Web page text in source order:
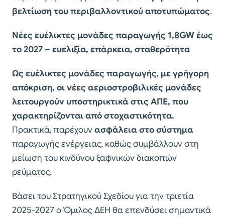
βελτίωση του περιβαλλοντικού αποτυπώματος.
Νέες ευέλικτες μονάδες παραγωγής 1,8GW έως
το 2027 – ευελιξία, επάρκεια, σταθερότητα
Ως ευέλικτες μονάδες παραγωγής, με γρήγορη
απόκριση, οι νέες αεριοστροβιλικές μονάδες
λειτουργούν υποστηρικτικά στις ΑΠΕ, που
χαρακτηρίζονται από στοχαστικότητα.
Πρακτικά, παρέχουνασφάλεια στο σύστημα
παραγωγής ενέργειας, καθώς συμβάλλουν στη
μείωση του κινδύνου ξαφνικών διακοπών
ρεύματος.
Βάσει του Στρατηγικού Σχεδίου για την τριετία
2025-2027 ο Όμιλος ΔΕΗ θα επενδύσει σημαντικά